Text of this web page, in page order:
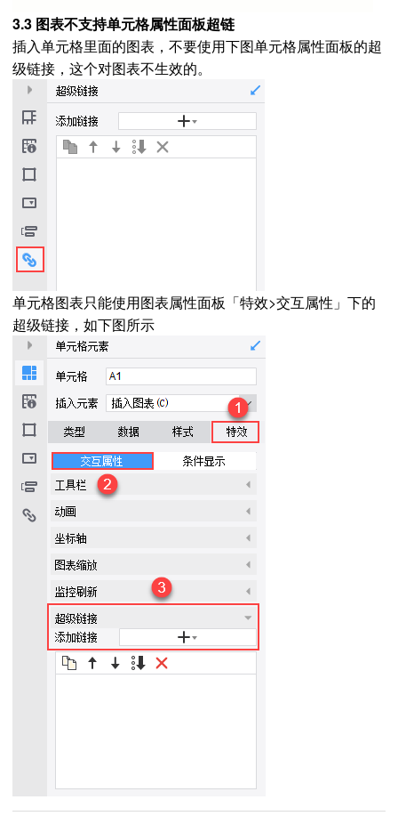
3.3 图表不支持单元格属性面板超链
插入单元格里面的图表，不要使用下图单元格属性面板的超
级链接，这个对图表不生效的。
单元格图表只能使用图表属性面板「特效>交互属性」下的
超级链接，如下图所示